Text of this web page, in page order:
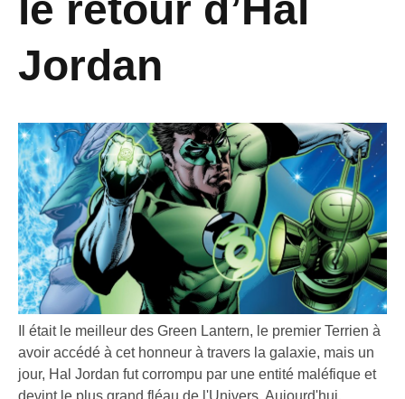
le retour d’Hal
Jordan
Il était le meilleur des Green Lantern, le premier Terrien à
avoir accédé à cet honneur à travers la galaxie, mais un
jour, Hal Jordan fut corrompu par une entité maléfique et